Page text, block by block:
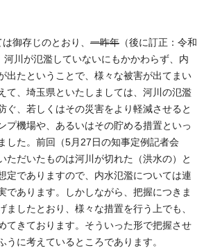
御存じのとおり、 一昨年 （後に訂正：令和
川が氾濫していないにもかかわらず、内
出たということで、様々な被害が出てまい
て、埼玉県といたしましては、河川の氾濫
ぐ、若しくはその災害をより軽減させると
プ機場や、あるいはその貯める措置といっ
した。前回（5月27日の知事定例記者会
ただいたものは河川が切れた（洪水の）と
定でありますので、内水氾濫については連
であります。しかしながら、把握につきま
ましたとおり、様々な措置を行う上でも、
てきております。そういった形で把握させ
うに考えているところであります。